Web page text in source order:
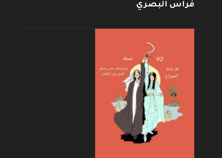
فراس البصري